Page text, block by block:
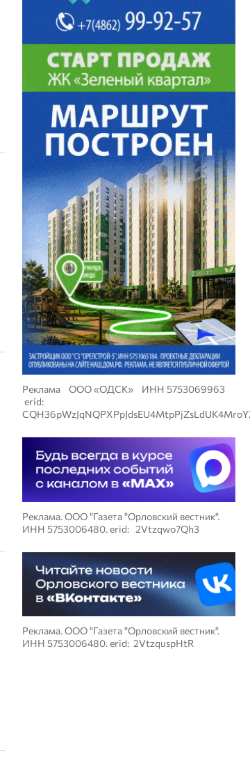
Реклама ООО «ОДСК» ИНН 5753069963
erid:
Реклама. ООО "Газета "Орловский вестник".
ИНН 5753006480. erid: 2Vtzqwo7Qh3
Реклама. ООО "Газета "Орловский вестник".
ИНН 5753006480. erid: 2VtzquspHtR